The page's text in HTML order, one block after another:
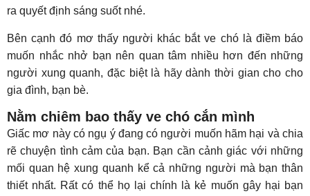
ra quyết định sáng suốt nhé.
Bên cạnh đó mơ thấy người khác bắt ve chó là điềm báo
muốn nhắc nhở bạn nên quan tâm nhiều hơn đến những
người xung quanh, đặc biệt là hãy dành thời gian cho cho
gia đình, bạn bè.
Nằm chiêm bao thấy ve chó cắn mình
Giấc mơ này có ngụ ý đang có người muốn hãm hại và chia
rẽ chuyện tình cảm của bạn. Bạn cần cảnh giác với những
mối quan hệ xung quanh kể cả những người mà bạn thân
thiết nhất. Rất có thể họ lại chính là kẻ muốn gây hại bạn